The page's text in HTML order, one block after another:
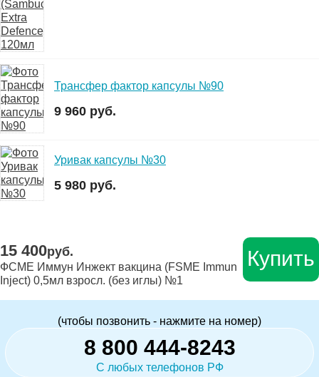
Трансфер фактор капсулы №90
9 960 руб.
Уривак капсулы №30
5 980 руб.
15 400руб.
ФСМЕ Иммун Инжект вакцина (FSME Immun
Inject) 0,5мл взросл. (без иглы) №1
Купить
(чтобы позвонить - нажмите на номер)
8 800 444-8243
С любых телефонов РФ